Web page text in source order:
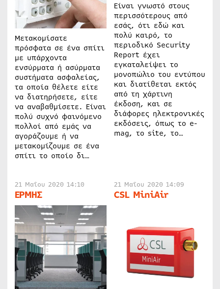
Μετακομίσατε
πρόσφατα σε ένα σπίτι
με υπάρχοντα
ενσύρματα ή ασύρματα
συστήματα ασφαλείας,
τα οποία θέλετε είτε
να διατηρήσετε, είτε
να αναβαθμίσετε. Είναι
πολύ συχνό φαινόμενο
πολλοί από εμάς να
αγοράζουμε ή να
μετακομίζουμε σε ένα
σπίτι το οποίο δι…
Είναι γνωστό στους
περισσότερους από
εσάς, ότι εδώ και
πολύ καιρό, το
περιοδικό Security
Report έχει
εγκαταλείψει το
μονοπώλιο του εντύπου
και διατίθεται εκτός
από τη χάρτινη
έκδοση, και σε
διάφορες ηλεκτρονικές
εκδόσεις, όπως το e-
mag, το site, το…
21 Μαΐου 2020 14:10
ΕΡΜΗΣ
21 Μαΐου 2020 14:09
CSL MiniAir